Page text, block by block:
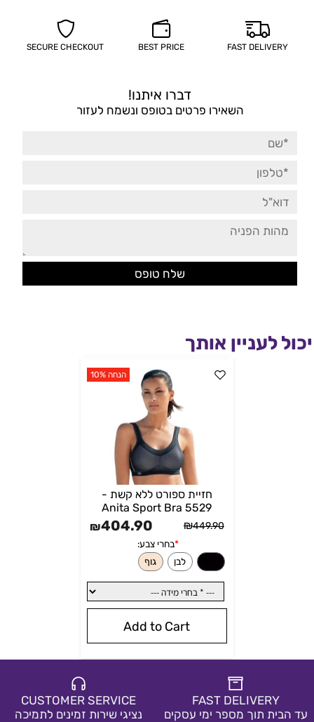
FAST DELIVERY
BEST PRICE
SECURE CHECKOUT
דברו איתנו!
השאירו פרטים בטופס ונשמח לעזור
יכול לעניין אותך
הנחה 10%
חזיית ספורט ללא קשת -
Anita Sport Bra 5529
₪449.90
₪404.90
Add to Cart
FAST DELIVERY
עד הבית תוך מספר ימי עסקים
CUSTOMER SERVICE
נציגי שירות זמינים לתמיכה